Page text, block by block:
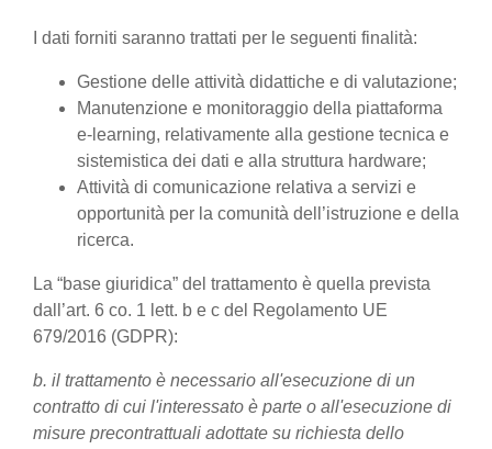
I dati forniti saranno trattati per le seguenti finalità:
Gestione delle attività didattiche e di valutazione;
Manutenzione e monitoraggio della piattaforma
e-learning, relativamente alla gestione tecnica e
sistemistica dei dati e alla struttura hardware;
Attività di comunicazione relativa a servizi e
opportunità per la comunità dell’istruzione e della
ricerca.
La “base giuridica” del trattamento è quella prevista
dall’art. 6 co. 1 lett. b e c del Regolamento UE
679/2016 (GDPR):
b. il trattamento è necessario all'esecuzione di un
contratto di cui l'interessato è parte o all'esecuzione di
misure precontrattuali adottate su richiesta dello